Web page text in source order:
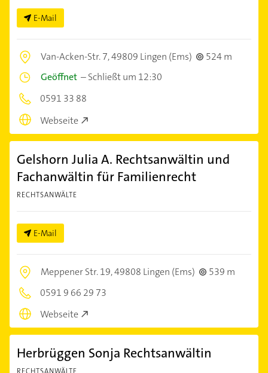
E-Mail
Van-Acken-Str. 7,49809 Lingen (Ems)
524 m
Geöffnet –Schließt um 12:30
0591 33 88
Webseite
Gelshorn Julia A. Rechtsanwältin und
Fachanwältin für Familienrecht
RECHTSANWÄLTE
E-Mail
Meppener Str. 19,49808 Lingen (Ems)
539 m
0591 9 66 29 73
Webseite
Herbrüggen Sonja Rechtsanwältin